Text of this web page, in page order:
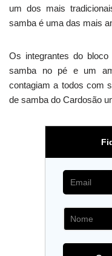
um dos mais
samba é uma das mais
Os integrantes do
samba no pé e um
contagiam a todos com
de samba do Cardosão